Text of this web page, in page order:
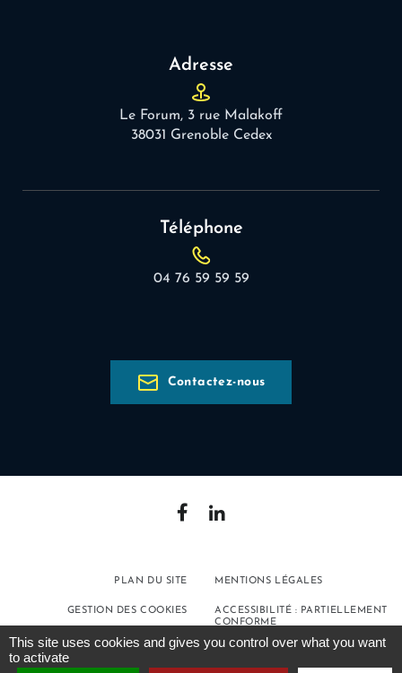
Adresse
Le Forum, 3 rue Malakoff
38031 Grenoble Cedex
Téléphone
04 76 59 59 59
Contactez-nous
PLAN DU SITE MENTIONS LÉGALES
GESTION DES COOKIES
ACCESSIBILITÉ : PARTIELLEMENT
CONFORME
POLITIQUE DE
This site uses cookies and gives you control over what you want
to activate